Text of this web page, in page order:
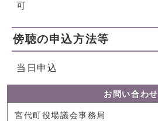
可
傍聴の申込方法等
当日申込
お問い合わせ
宮代町役場議会事務局